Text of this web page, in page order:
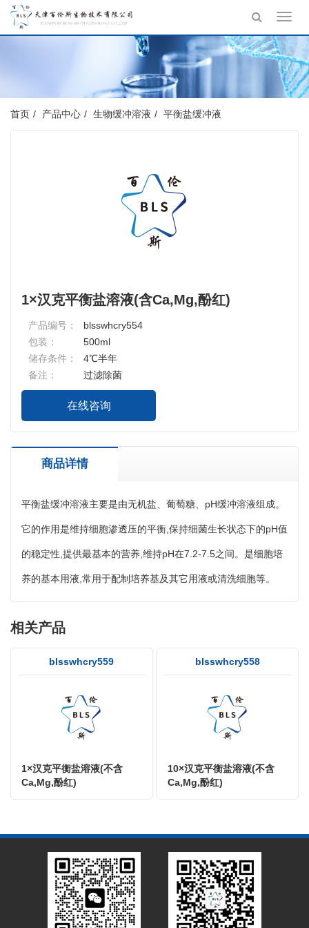
首页 产品中心 生物缓冲溶液 平衡盐缓冲液
1×汉克平衡盐溶液(含Ca,Mg,酚红)
产品编号：
blsswhcry554
包装：
500ml
储存条件：
4℃半年
备注：
过滤除菌
在线咨询
商品详情
平衡盐缓冲溶液主要是由无机盐、葡萄糖、pH缓冲溶液组成。
它的作用是维持细胞渗透压的平衡,保持细菌生长状态下的pH值
的稳定性,提供最基本的营养,维持pH在7.2-7.5之间。是细胞培
养的基本用液,常用于配制培养基及其它用液或清洗细胞等。
相关产品
blsswhcry559
1×汉克平衡盐溶液(不含
Ca,Mg,酚红)
blsswhcry558
10×汉克平衡盐溶液(不含
Ca,Mg,酚红)